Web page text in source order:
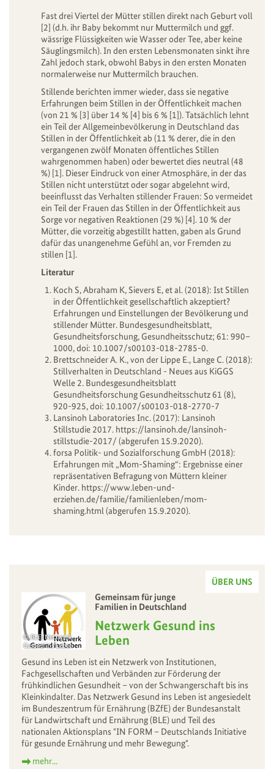
Fast drei Viertel der Mütter stillen direkt nach Geburt voll
[2] (d.h. ihr Baby bekommt nur Muttermilch und ggf.
wässrige Flüssigkeiten wie Wasser oder Tee, aber keine
Säuglingsmilch). In den ersten Lebensmonaten sinkt ihre
Zahl jedoch stark, obwohl Babys in den ersten Monaten
normalerweise nur Muttermilch brauchen.
Stillende berichten immer wieder, dass sie negative
Erfahrungen beim Stillen in der Öffentlichkeit machen
(von 21 % [3] über 14 % [4] bis 6 % [1]). Tatsächlich lehnt
ein Teil der Allgemeinbevölkerung in Deutschland das
Stillen in der Öffentlichkeit ab (11 % derer, die in den
vergangenen zwölf Monaten öffentliches Stillen
wahrgenommen haben) oder bewertet dies neutral (48
%) [1]. Dieser Eindruck von einer Atmosphäre, in der das
Stillen nicht unterstützt oder sogar abgelehnt wird,
beeinflusst das Verhalten stillender Frauen: So vermeidet
ein Teil der Frauen das Stillen in der Öffentlichkeit aus
Sorge vor negativen Reaktionen (29 %) [4]. 10 % der
Mütter, die vorzeitig abgestillt hatten, gaben als Grund
dafür das unangenehme Gefühl an, vor Fremden zu
stillen [1].
Literatur
Koch S, Abraham K, Sievers E, et al. (2018): Ist Stillen
in der Öffentlichkeit gesellschaftlich akzeptiert?
Erfahrungen und Einstellungen der Bevölkerung und
stillender Mütter. Bundesgesundheitsblatt,
Gesundheitsforschung, Gesundheitsschutz; 61: 990–
1000, doi: 10.1007/s00103-018-2785-0.
Brettschneider A. K., von der Lippe E., Lange C. (2018):
Stillverhalten in Deutschland - Neues aus KiGGS
Welle 2. Bundesgesundheitsblatt
Gesundheitsforschung Gesundheitsschutz 61 (8),
920-925, doi: 10.1007/s00103-018-2770-7
Lansinoh Laboratories Inc. (2017): Lansinoh
Stillstudie 2017. https://lansinoh.de/lansinoh-
stillstudie-2017/ (abgerufen 15.9.2020).
forsa Politik- und Sozialforschung GmbH (2018):
Erfahrungen mit „Mom-Shaming“: Ergebnisse einer
repräsentativen Befragung von Müttern kleiner
Kinder. https://www.leben-und-
erziehen.de/familie/familienleben/mom-
shaming.html(abgerufen 15.9.2020).
BLE/Netzwerk
Gesund ins Leben
ÜBER UNS
–
Gemeinsam für junge
Familien in Deutschland
–
Netzwerk Gesund ins
Leben
Gesund ins Leben ist ein Netzwerk von Institutionen,
Fachgesellschaften und Verbänden zur Förderung der
frühkindlichen Gesundheit – von der Schwangerschaft bis ins
Kleinkindalter. Das Netzwerk Gesund ins Leben ist angesiedelt
im Bundeszentrum für Ernährung (BZfE) der Bundesanstalt
für Landwirtschaft und Ernährung (BLE) und Teil des
nationalen Aktionsplans "IN FORM – Deutschlands Initiative
für gesunde Ernährung und mehr Bewegung".
mehr...